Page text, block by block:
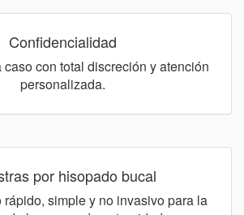
Confidencialidad
caso con total discreción y atención
personalizada.
por hisopado bucal
rápido, simple y no invasivo para la